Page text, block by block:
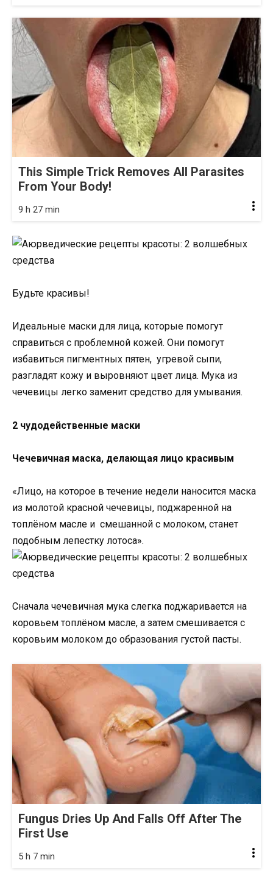
This Simple Trick Removes All Parasites
From Your Body!
9 h 27 min
Будьте красивы!
Идеальные маски для лица, которые помогут
справиться с проблемной кожей. Они помогут
избавиться пигментных пятен, угревой сыпи,
разгладят кожу и выровняют цвет лица. Мука из
чечевицы легко заменит средство для умывания.
2 чудодейственные маски
Чечевичная маска, делающая лицо красивым
«Лицо, на которое в течение недели наносится маска
из молотой красной чечевицы, поджаренной на
топлёном масле и смешанной с молоком, станет
подобным лепестку лотоса».
Сначала чечевичная мука слегка поджаривается на
коровьем топлёном масле, а затем смешивается с
коровьим молоком до образования густой пасты.
Fungus Dries Up And Falls Off After The
First Use
5 h 7 min